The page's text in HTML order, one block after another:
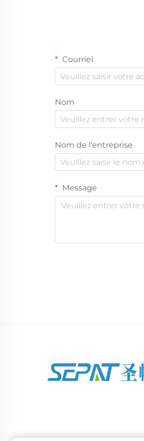
Courriel
Nom
Nom de l'entreprise
Message